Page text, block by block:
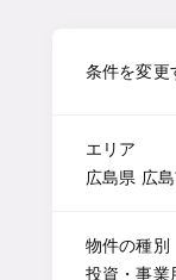
条件を変更
エリア
広島県 広
物件の種別
投資・事業